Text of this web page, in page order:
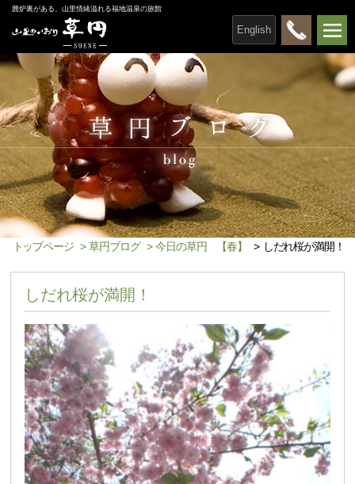
囲炉裏がある、山里情緒溢れる福地温泉の旅館
English
トップページ > 草円ブログ > 今日の草円 【春】 > しだれ桜が満開！
しだれ桜が満開！